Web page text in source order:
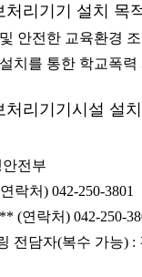
처리기기 설치 목
안전한 교육환경
치를 통한 학교폭
리기기시설 설
전부
락처) 042-250-3801
(연락처) 042-250-
전담자(복수 가능)